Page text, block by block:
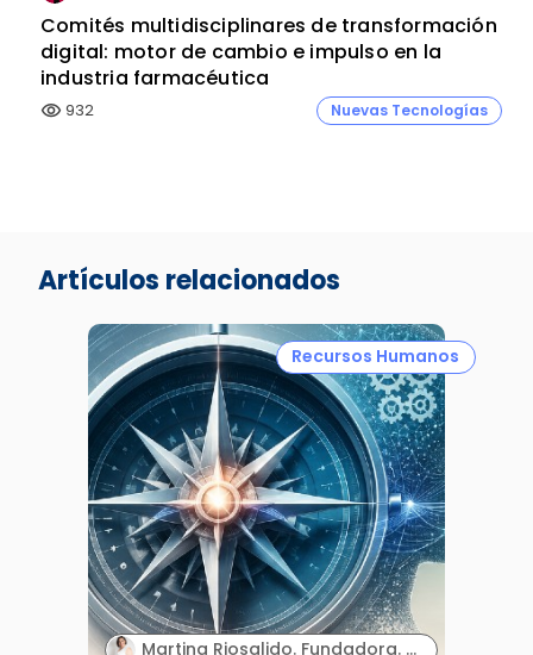
Comités multidisciplinares de transformación
digital: motor de cambio e impulso en la
industria farmacéutica
visibility 932 Nuevas Tecnologías
Artículos relacionados
Recursos Humanos
Martina Riosalido. Fundadora. MSL Expert & Mentoring | Método MARIPOSA.